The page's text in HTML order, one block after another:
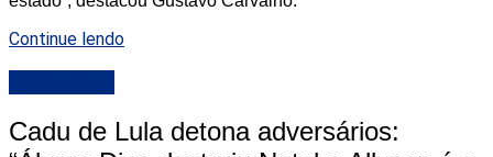
Continue lendo
Cadu de Lula detona adversários: